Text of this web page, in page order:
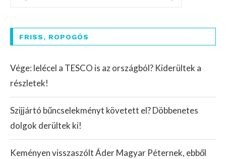
FRISS, ROPOGÓS
Vége: lelécel a TESCO is az országból? Kiderültek a
részletek!
Szijjártó bűncselekményt követett el? Döbbenetes
dolgok derültek ki!
Keményen visszaszólt Áder Magyar Péternek, ebből